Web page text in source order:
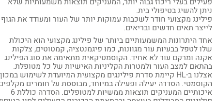
להשיג בטיפולי בית.
מקצועי חודר לשכבות עמוקות יותר של העור ומעודד את הגוף
תאים חדשים ובריאים.
היתרונות המשמעותיים ביותר של פילינג מקצועי הוא היכולת
לטפל בבעיות עור מגוונות, כמו פיגמנטציה, קמטוטים, צלקות
ומרקם עור לא אחיד. הקוסמטיקאית מתאימה את סוג הפילינג
למצב העור ולמטרות הקליניות האישיות של כל מטופלת.
אצלנו ב-HL קיימת סדרת פילינגים מקצועית המיועדת לשימוש במכון
הסדרה יעילה ופעילה במיוחד, מבוססת על חומרים מקלפים
איכותיים המעניקים תוצאות ממשיות למטופלים. הסדרה כוללת 6